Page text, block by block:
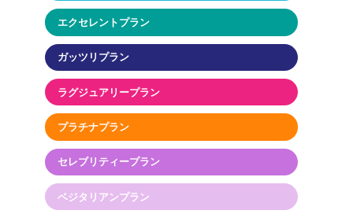
エクセレントプラン
ガッツリプラン
ラグジュアリープラン
プラチナプラン
セレブリティープラン
ベジタリアンプラン